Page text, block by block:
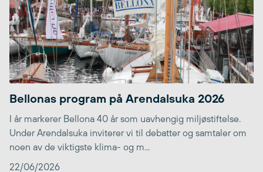
Bellonas program på Arendalsuka 2026
I år markerer Bellona 40 år som uavhengig miljøstiftelse.
Under Arendalsuka inviterer vi til debatter og samtaler om
noen av de viktigste klima- og m...
22/06/2026